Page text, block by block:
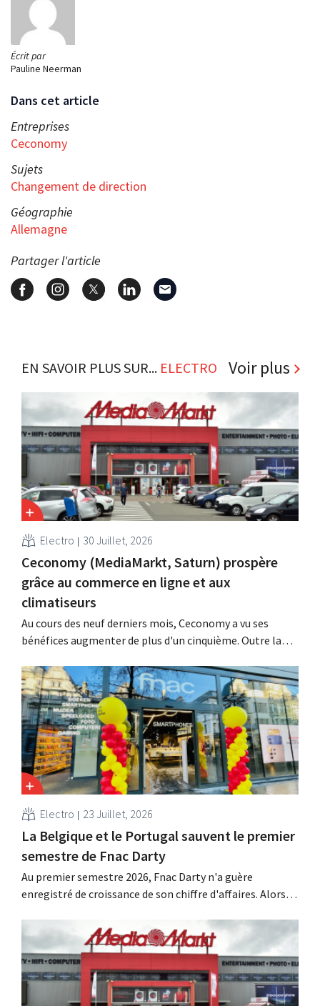
Écrit par
Pauline Neerman
Dans cet article
Entreprises
Ceconomy
Sujets
Changement de direction
Géographie
Allemagne
Partager l'article
EN SAVOIR PLUS SUR... ELECTRO Voir plus
Electro 30 Juillet, 2026
Ceconomy (MediaMarkt, Saturn) prospère
grâce au commerce en ligne et aux
climatiseurs
Au cours des neuf derniers mois, Ceconomy a vu ses
bénéfices augmenter de plus d'un cinquième. Outre la
les médias de vente au détail et la place de marché ont
également contribué à cette croissance.
Electro 23 Juillet, 2026
La Belgique et le Portugal sauvent le premier
semestre de Fnac Darty
Au premier semestre 2026, Fnac Darty n'a guère
enregistré de croissance de son chiffre d'affaires. Alors
ont connu une belle croissance, le vendeur
d'électronique a vu ses ventes baisser sur le marché
français. Les ventes de ventilateurs et de climatiseurs
ont...